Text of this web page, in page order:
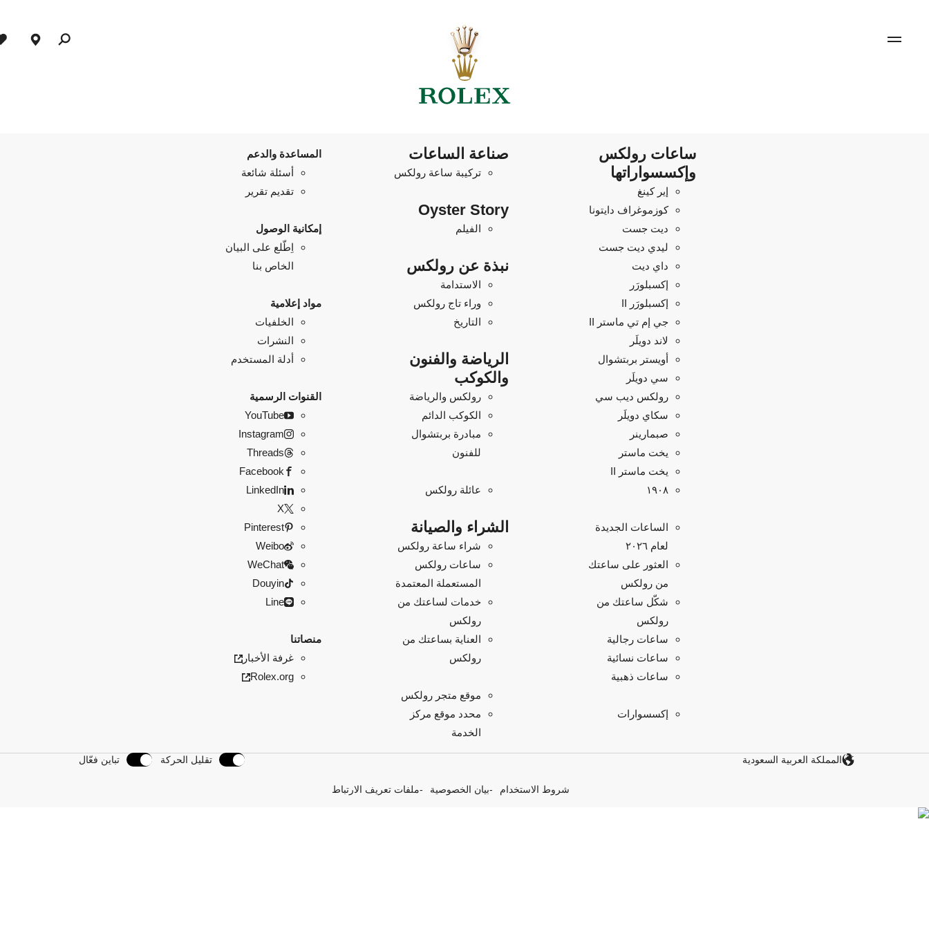
ساعات رولكس
وإكسسواراتها
إير كينغ
كوزموغراف دايتونا
ديت جست
ليدي ديت جست
داي ديت
إكسبلورَر
إكسبلورَر II
جي إم تي ماستر II
لاند دويلَر
أويستر بربتشوال
سي دويلَر
رولكس ديب سي
سكاي دويلَر
صبمارينر
يخت ماستر
يخت ماستر II
۱۹۰۸
الساعات الجديدة
لعام ٢٠٢٦
العثور على ساعتك
من رولكس
شكّل ساعتك من
رولكس
ساعات رجالية
ساعات نسائية
ساعات ذهبية
إكسسوارات
صناعة الساعات
تركيبة ساعة رولكس
Oyster Story
الفيلم
نبذة عن رولكس
الاستدامة
وراء تاج رولكس
التاريخ
الرياضة والفنون
والكوكب
رولكس والرياضة
الكوكب الدائم
مبادرة بربتشوال
للفنون
عائلة رولكس
الشراء والصيانة
شراء ساعة رولكس
ساعات رولكس
المستعملة المعتمدة
خدمات لساعتك من
رولكس
العناية بساعتك من
رولكس
موقع متجر رولكس
محدد موقع مركز
الخدمة
المساعدة والدعم
أسئلة شائعة
تقديم تقرير
إمكانية الوصول
اِطّلع على البيان
الخاص بنا
مواد إعلامية
الخلفيات
النشرات
أدلة المستخدم
القنوات الرسمية
YouTube
Instagram
Threads
Facebook
LinkedIn
X
Pinterest
Weibo
WeChat
Douyin
Line
منصاتنا
غرفة الأخبار
Rolex.org
المملكة العربية السعودية‎ تقليل الحركة تباين فعّال
شروط الاستخدام بيان الخصوصية ملفات تعريف الارتباط